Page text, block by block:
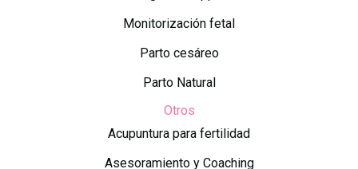
Monitorización fetal
Parto cesáreo
Parto Natural
Otros
Acupuntura para fertilidad
Asesoramiento y Coaching